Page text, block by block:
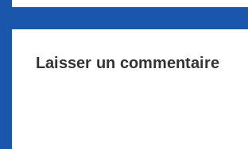
Laisser un commentaire